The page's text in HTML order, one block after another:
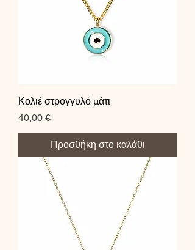
Κολιέ στρογγυλό μάτι
Τιμή
40,00 €
Προσθήκη στο καλάθι